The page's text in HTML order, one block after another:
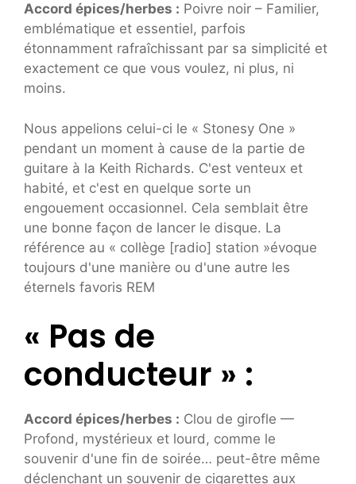
Accord épices/herbes : Poivre noir – Familier,
emblématique et essentiel, parfois
étonnamment rafraîchissant par sa simplicité et
exactement ce que vous voulez, ni plus, ni
moins.
Nous appelions celui-ci le « Stonesy One »
pendant un moment à cause de la partie de
guitare à la Keith Richards. C'est venteux et
habité, et c'est en quelque sorte un
engouement occasionnel. Cela semblait être
une bonne façon de lancer le disque. La
référence au « collège [radio] station »évoque
toujours d'une manière ou d'une autre les
éternels favoris REM
« Pas de
conducteur » :
Accord épices/herbes : Clou de girofle —
Profond, mystérieux et lourd, comme le
souvenir d'une fin de soirée… peut-être même
déclenchant un souvenir de cigarettes aux